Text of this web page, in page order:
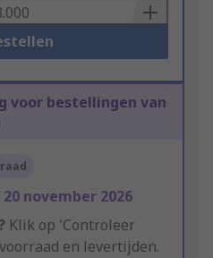
voor bestellingen van
20 november 2026
Klik op 'Controleer
en levertijden.